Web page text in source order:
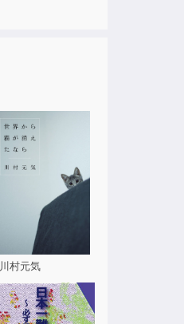
川村元気